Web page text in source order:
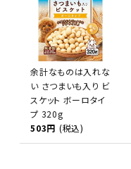
余計なものは入れな
い さつまいも入り ビ
スケット ボーロタイ
プ 320g
503円 (税込)